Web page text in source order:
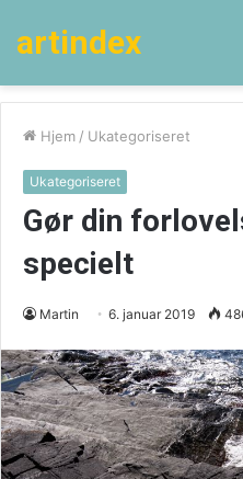
artindex
Hjem / Ukategoriseret
Ukategoriseret
Gør din
specielt
Martin 6. januar 2019